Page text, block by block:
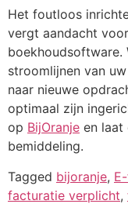
Het foutloos
vergt aandacht
boekhoudsoftware.
stroomlijnen van
naar nieuwe
optimaal zijn
op BijOranje en laat
bemiddeling.
Tagged bijoranje,
facturatie verplicht,